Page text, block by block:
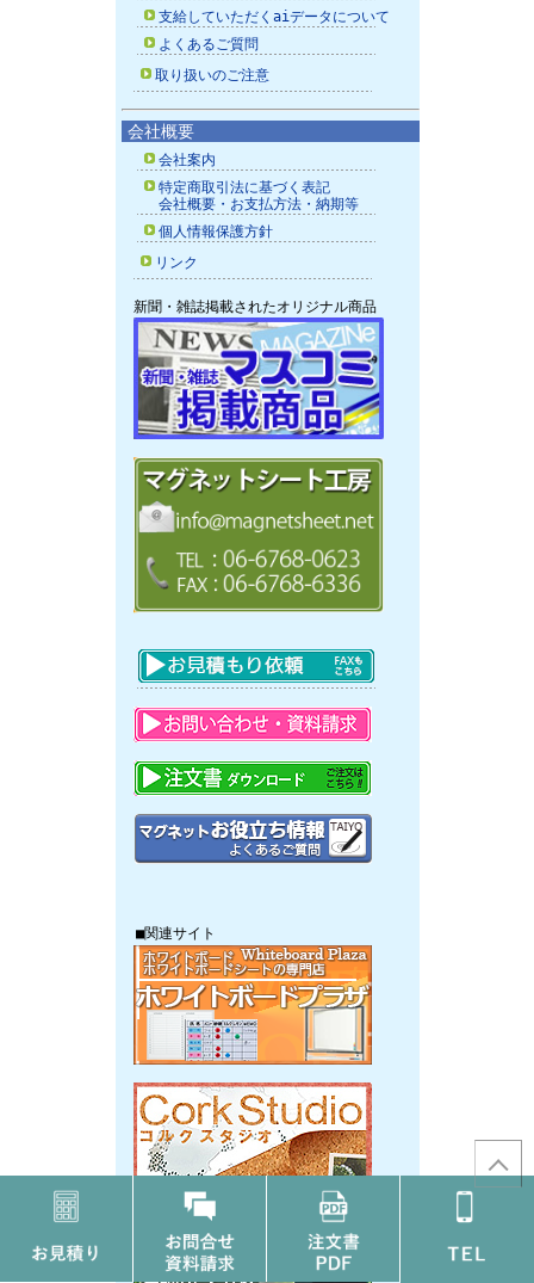
支給していただくaiデータについて
よくあるご質問
取り扱いのご注意
会社概要
会社案内
特定商取引法に基づく表記
会社概要・お支払方法・納期等
個人情報保護方針
リンク
新聞・雑誌掲載されたオリジナル商品
■関連サイト